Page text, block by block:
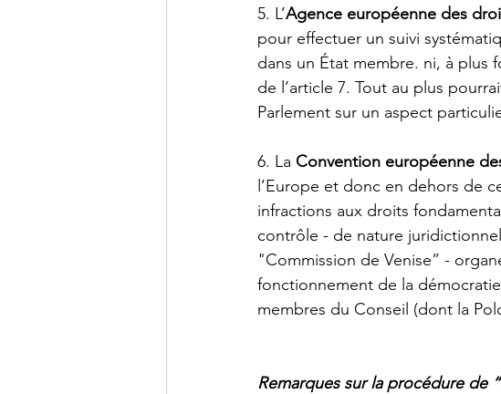
5. L’Agence européenne des
pour effectuer un suivi
dans un État membre. ni, à plus
de l’article 7. Tout au plus
Parlement sur un aspect
6. La Convention européenne
l’Europe et donc en dehors de
infractions aux droits
contrôle - de nature
"Commission de Venise” -
fonctionnement de la
membres du Conseil (dont la
Remarques sur la procédure de